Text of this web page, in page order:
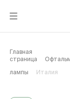
Главная
страница
лампы Италия